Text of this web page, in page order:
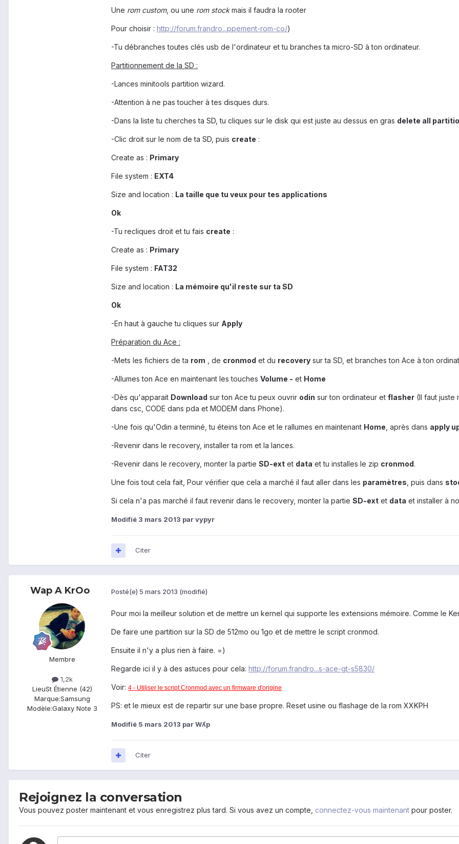
Une rom custom, ou une rom stockmais il faudra la rooter
Pour choisir : http://forum.frandro...ppement-rom-co/)
-Tu débranches toutes clés usb de l'ordinateur et tu branches ta micro-SD à ton ordinateur.
Partitionnement de la SD :
-Lances minitools partition wizard.
-Attention à ne pas toucher à tes disques durs.
-Dans la liste tu cherches ta SD, tu cliques sur le disk qui est juste au dessus en gras delete all
-Clic droit sur le nom de ta SD, puis create :
Create as : Primary
File system : EXT4
Size and location : La taille que tu veux pour tes applications
Ok
-Tu recliques droit et tu fais create :
Create as : Primary
File system : FAT32
Size and location : La mémoire qu'il reste sur ta SD
Ok
-En haut à gauche tu cliques sur Apply
Préparation du Ace :
-Mets les fichiers de ta rom , de cronmod et du recovery sur ta SD, et branches ton Ace à ton
-Allumes ton Ace en maintenant les touches Volume - et Home
-Dès qu'apparait Download sur ton Ace tu peux ouvrir odin sur ton ordinateur et flasher (Il faut juste
dans csc, CODE dans pda et MODEM dans Phone).
-Une fois qu'Odin a terminé, tu éteins ton Ace et le rallumes en maintenant Home , après dans apply
-Revenir dans le recovery, installer ta rom et la lances.
-Revenir dans le recovery, monter la partie SD-ext et data et tu installes le zip cronmod.
Une fois tout cela fait, Pour vérifier que cela a marché il faut aller dans les paramètres , puis dans
Si cela n'a pas marché il faut revenir dans le recovery, monter la partie SD-ext et data et installer à
Modifié 3 mars 2013 par vypyr
Citer
Wap A KrOo
Membre
1,2k
LieuSt Étienne (42)
Marque:Samsung
Modèle:Galaxy Note 3
Posté(e) 5 mars 2013 (modifié)
Pour moi la meilleur solution et de mettre un kernel qui supporte les extensions mémoire. Comme le
De faire une partition sur la SD de 512mo ou 1go et de mettre le script cronmod.
Ensuite il n'y a plus rien à faire. =)
Regarde ici il y à des astuces pour cela: http://forum.frandro...s-ace-gt-s5830/
Voir: 4 - Utiliser le script Cronmod avec un firmware d'origine
PS: et le mieux est de repartir sur une base propre. Reset usine ou flashage de la rom XXKPH
Modifié 5 mars 2013 par Wʎp
Citer
Rejoignez la conversation
Vous pouvez poster maintenant et vous enregistrez plus tard. Si vous avez un compte, connectez-vous maintenant pour poster.